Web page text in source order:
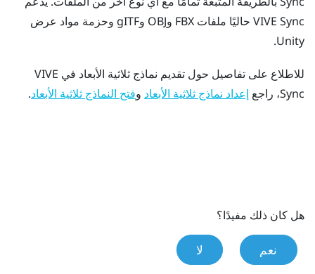
VIVE Sync
حاليًا ملفات FBX وOBJ وgITF وحزمة مواد عرض
Unity.
للاطلاع على تفاصيل حول تقديم نماذج ثلاثية الأبعاد في VIVE
Sync، راجع إعداد نماذج ثلاثية الأبعاد وفتح النماذج ثلاثية الأبعاد.
هل كان ذلك مفيدًا؟
نعم لا